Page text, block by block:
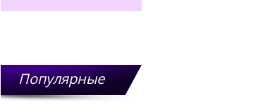
Популярные